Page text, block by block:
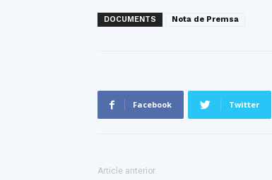
DOCUMENTS Nota de Premsa
Facebook Twitter
Article anterior